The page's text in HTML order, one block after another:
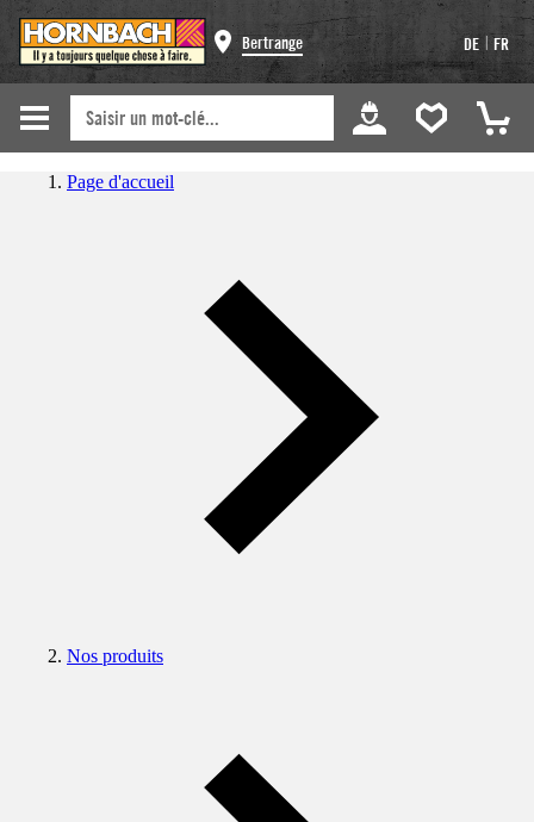
Bertrange DE | FR
Page d'accueil
Nos produits